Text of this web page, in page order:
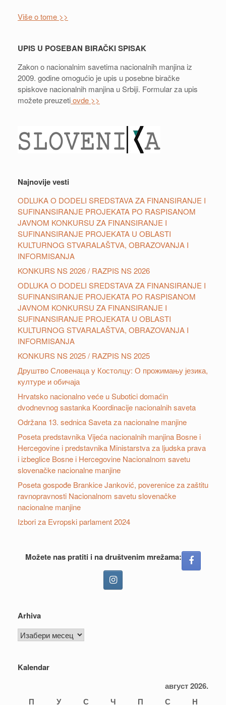
Više o tome >>
UPIS U POSEBAN BIRAČKI SPISAK
Zakon o nacionalnim savetima nacionalnih manjina iz
2009. godine omogućio je upis u posebne biračke
spiskove nacionalnih manjina u Srbiji. Formular za upis
možete preuzetiovde >>
Najnovije vesti
ODLUKA O DODELI SREDSTAVA ZA FINANSIRANJE I
SUFINANSIRANJE PROJEKATA PO RASPISANOM
JAVNOM KONKURSU ZA FINANSIRANJE I
SUFINANSIRANJE PROJEKATA U OBLASTI
KULTURNOG STVARALAŠTVA, OBRAZOVANJA I
INFORMISANJA
KONKURS NS 2026 / RAZPIS NS 2026
ODLUKA O DODELI SREDSTAVA ZA FINANSIRANJE I
SUFINANSIRANJE PROJEKATA PO RASPISANOM
JAVNOM KONKURSU ZA FINANSIRANJE I
SUFINANSIRANJE PROJEKATA U OBLASTI
KULTURNOG STVARALAŠTVA, OBRAZOVANJA I
INFORMISANJA
KONKURS NS 2025 / RAZPIS NS 2025
Друштвo Словенаца у Костолцу: О прожимању језика,
културе и обичаја
Hrvatsko nacionalno veće u Subotici domaćin
dvodnevnog sastanka Koordinacije nacionalnih saveta
Održana 13. sednica Saveta za nacionalne manjine
Poseta predstavnika Vijeća nacionalnih manjina Bosne i
Hercegovine i predstavnika Ministarstva za ljudska prava
i izbeglice Bosne i Hercegovine Nacionalnom savetu
slovenačke nacionalne manjine
Poseta gospođe Brankice Janković, poverenice za zaštitu
ravnopravnosti Nacionalnom savetu slovenačke
nacionalne manjine
Izbori za Evropski parlament 2024
Možete nas pratiti i na društvenim mrežama:
Arhiva
Arhiva
Kalendar
август 2026.
П
У С Ч П С Н